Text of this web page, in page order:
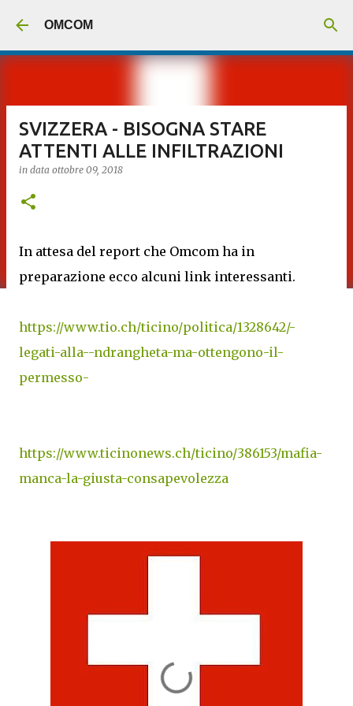
OMCOM
SVIZZERA - BISOGNA STARE
ATTENTI ALLE INFILTRAZIONI
in data ottobre 09, 2018
In attesa del report che Omcom ha in
preparazione ecco alcuni link interessanti.
https://www.tio.ch/ticino/politica/1328642/-
legati-alla--ndrangheta-ma-ottengono-il-
permesso-
https://www.ticinonews.ch/ticino/386153/mafia-
manca-la-giusta-consapevolezza